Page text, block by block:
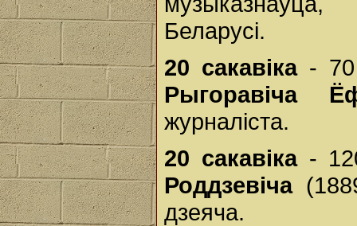
Беларусі.
20 сакавіка- 70
Рыгоравіча
журналіста.
20 сакавіка-
Роддзевіча
дзеяча.